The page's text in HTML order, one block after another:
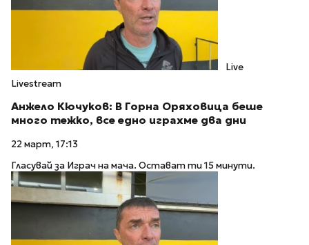
Live
Livestream
Анжело Кючуков: В Горна Оряховица беше
много тежко, все едно играхме два дни
22 март, 17:13
Гласувай за Играч на мача. Остават ти 15 минути.